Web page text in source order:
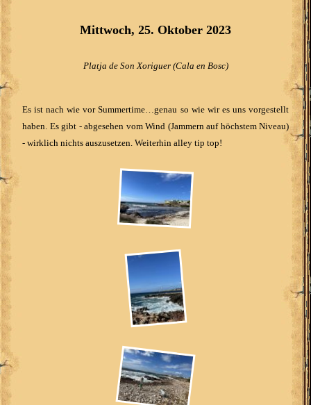
Mittwoch, 25. Oktober 2023
Platja de Son Xoriguer (Cala en Bosc)
Es ist nach wie vor Summertime…genau so wie wir es uns vorgestellt
haben. Es gibt - abgesehen vom Wind (Jammern auf höchstem Niveau)
- wirklich nichts auszusetzen. Weiterhin alley tip top!